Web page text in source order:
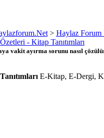
> Haylaz Forum
- Kitap Tanıtımları
vakit ayırma sorunu nasıl
E-Kitap, E-Dergi,